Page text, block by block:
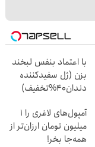
با اعتماد بنفس لبخند
بزن (ژل سفیدکننده
دندان40%تخفیف)
آمپول‌های لاغری را ۱
میلیون تومان ارزان‌تر از
همه‌جا بخر!